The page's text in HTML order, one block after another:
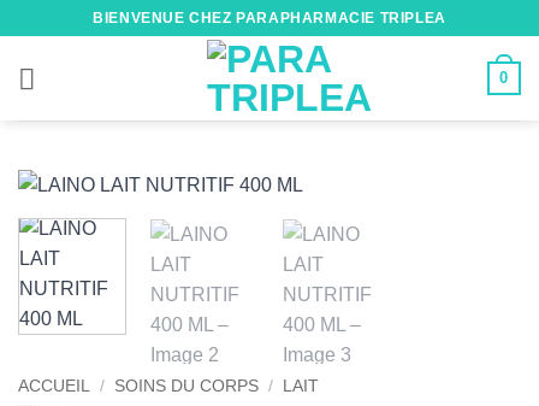
contenu
BIENVENUE CHEZ PARAPHARMACIE TRIPLEA
0
ACCUEIL / SOINS DU CORPS / LAIT